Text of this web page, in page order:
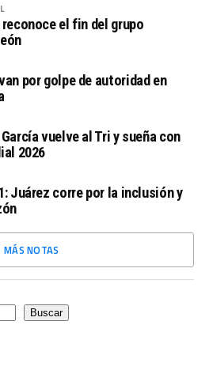
el fin del grupo
por golpe de autoridad en
vuelve al Tri y sueña con
2026
Juárez corre por la inclusión y
MÁS NOTAS
Buscar